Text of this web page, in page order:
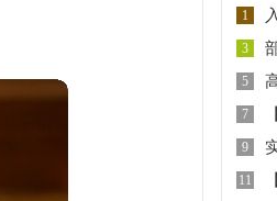
1
3
集锦
5
自我
7
鉴定
9
定合
11